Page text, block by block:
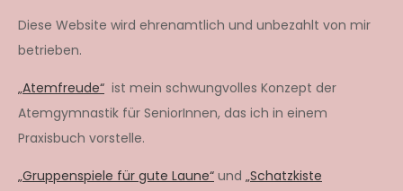
Diese Website wird ehrenamtlich und unbezahlt von mir
betrieben.
„Atemfreude“ ist mein schwungvolles Konzept der
Atemgymnastik für SeniorInnen, das ich in einem
Praxisbuch vorstelle.
„Gruppenspiele für gute Laune“ und „Schatzkiste